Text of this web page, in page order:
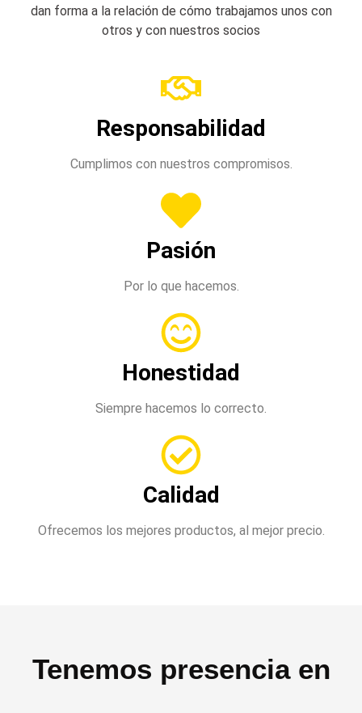
dan forma a la relación de cómo trabajamos unos con
otros y con nuestros socios
Responsabilidad
Cumplimos con nuestros compromisos.
Pasión
Por lo que hacemos.
Honestidad
Siempre hacemos lo correcto.
Calidad
Ofrecemos los mejores productos, al mejor precio.
Tenemos presencia en